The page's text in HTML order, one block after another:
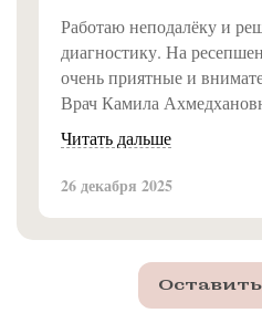
Работаю неподалёку и
диагностику. На
очень приятные и
Врач Камила
замечательная, всё
подробно. Впечатление
приятное, рекомендую!
Читать дальше
26 декабря 2025